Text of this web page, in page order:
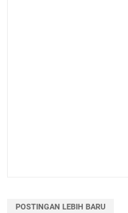
POSTINGAN LEBIH BARU